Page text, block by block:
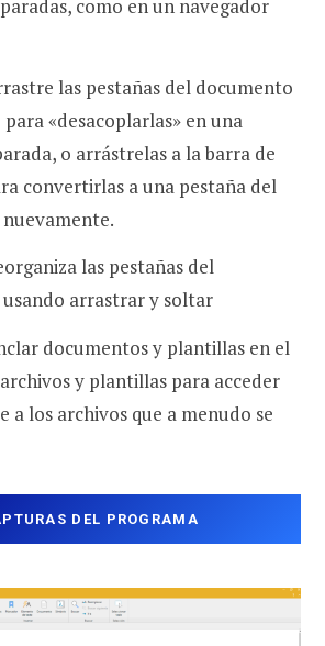
como en un navegador
las pestañas del documento
«desacoplarlas» en una
o arrástrelas a la barra de
convertirlas a una pestaña del
las pestañas del
arrastrar y soltar
documentos y plantillas en el
y plantillas para acceder
a los archivos que a menudo se
DEL PROGRAMA